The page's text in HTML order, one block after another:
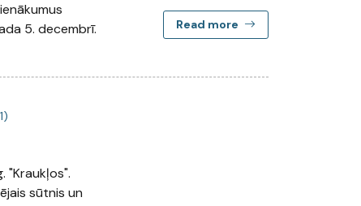
5. decembrī.
Read more
"Kraukļos".
sūtnis un